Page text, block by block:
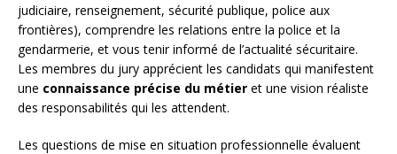
judiciaire, renseignement, sécurité publique, police aux
frontières), comprendre les relations entre la police et la
gendarmerie, et vous tenir informé de l’actualité sécuritaire.
Les membres du jury apprécient les candidats qui manifestent
une connaissance précise du métier et une vision réaliste
des responsabilités qui les attendent.
Les questions de mise en situation professionnelle évaluent